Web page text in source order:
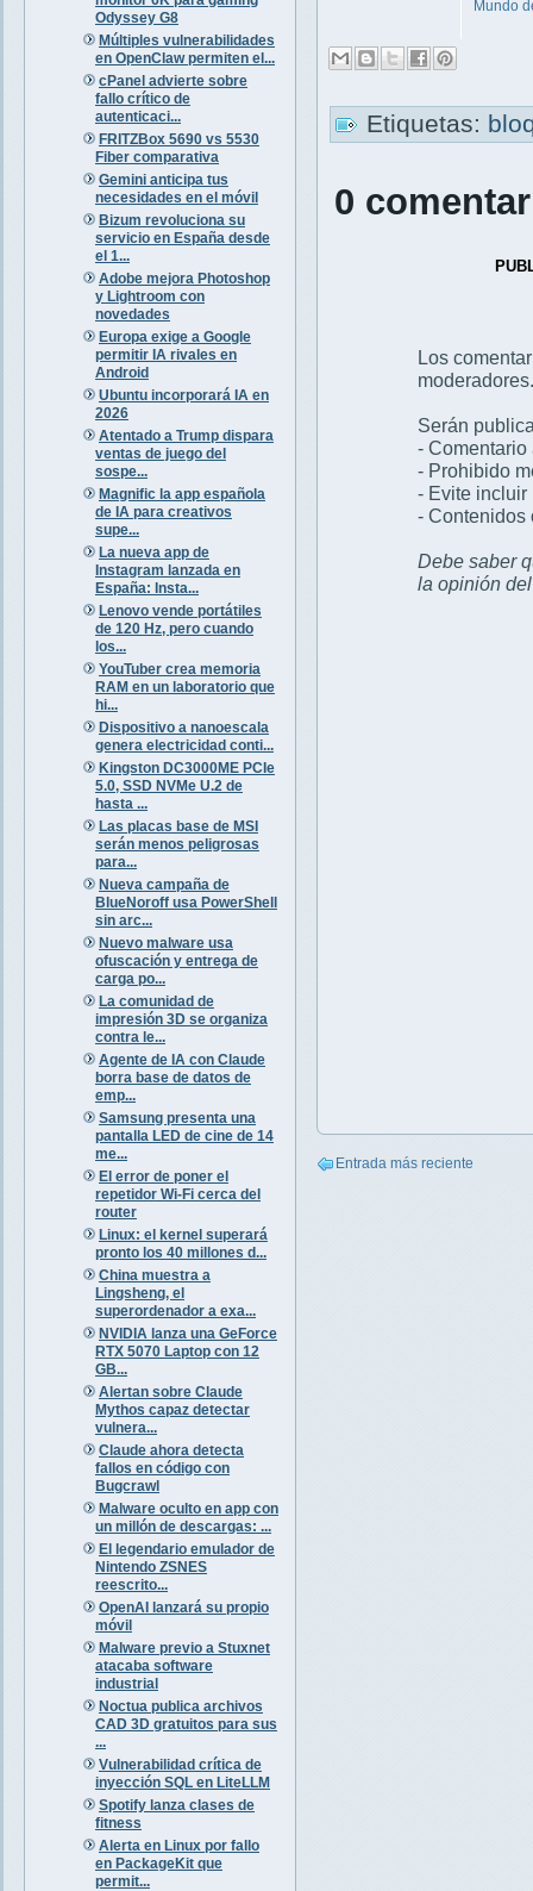
Odyssey G8
Múltiples vulnerabilidades
en OpenClaw permiten el...
cPanel advierte sobre
fallo crítico de
autenticaci...
FRITZBox 5690 vs 5530
Fiber comparativa
Gemini anticipa tus
necesidades en el móvil
Bizum revoluciona su
servicio en España desde
el 1...
Adobe mejora Photoshop
y Lightroom con
novedades
Europa exige a Google
permitir IA rivales en
Android
Ubuntu incorporará IA en
2026
Atentado a Trump dispara
ventas de juego del
sospe...
Magnific la app española
de IA para creativos
supe...
La nueva app de
Instagram lanzada en
España: Insta...
Lenovo vende portátiles
de 120 Hz, pero cuando
los...
YouTuber crea memoria
RAM en un laboratorio que
hi...
Dispositivo a nanoescala
genera electricidad conti...
Kingston DC3000ME PCIe
5.0, SSD NVMe U.2 de
hasta ...
Las placas base de MSI
serán menos peligrosas
para...
Nueva campaña de
BlueNoroff usa PowerShell
sin arc...
Nuevo malware usa
ofuscación y entrega de
carga po...
La comunidad de
impresión 3D se organiza
contra le...
Agente de IA con Claude
borra base de datos de
emp...
Samsung presenta una
pantalla LED de cine de 14
me...
El error de poner el
repetidor Wi-Fi cerca del
router
Linux: el kernel superará
pronto los 40 millones d...
China muestra a
Lingsheng, el
superordenador a exa...
NVIDIA lanza una GeForce
RTX 5070 Laptop con 12
GB...
Alertan sobre Claude
Mythos capaz detectar
vulnera...
Claude ahora detecta
fallos en código con
Bugcrawl
Malware oculto en app con
un millón de descargas: ...
El legendario emulador de
Nintendo ZSNES
reescrito...
OpenAI lanzará su propio
móvil
Malware previo a Stuxnet
atacaba software
industrial
Noctua publica archivos
CAD 3D gratuitos para sus
...
Vulnerabilidad crítica de
inyección SQL en LiteLLM
Spotify lanza clases de
fitness
Alerta en Linux por fallo
en PackageKit que
permit...
Mundo
Etiquetas:
0
Los
moderadores.
Serán
- Comentario
- Prohibido
- Evite incluir
- Contenidos
Debe saber
la opinión
Entrada más reciente